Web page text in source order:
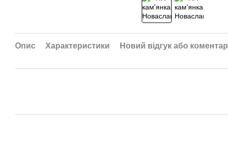
Опис Характеристики Новий відгук або коментар